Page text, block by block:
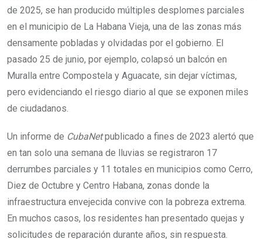
de 2025, se han producido múltiples desplomes parciales
en el municipio de La Habana Vieja, una de las zonas más
densamente pobladas y olvidadas por el gobierno. El
pasado 25 de junio, por ejemplo, colapsó un balcón en
Muralla entre Compostela y Aguacate, sin dejar víctimas,
pero evidenciando el riesgo diario al que se exponen miles
de ciudadanos.
Un informe de CubaNetpublicado a fines de 2023 alertó que
en tan solo una semana de lluvias se registraron 17
derrumbes parciales y 11 totales en municipios como Cerro,
Diez de Octubre y Centro Habana, zonas donde la
infraestructura envejecida convive con la pobreza extrema.
En muchos casos, los residentes han presentado quejas y
solicitudes de reparación durante años, sin respuesta.